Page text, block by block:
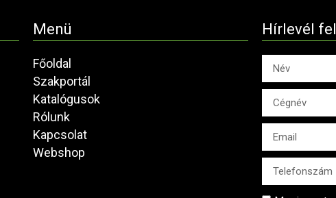
Menü
Főoldal
Szakportál
Katalógusok
Rólunk
Kapcsolat
Webshop
Hírlevél